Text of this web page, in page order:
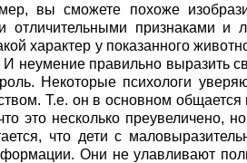
вы сможете похоже
отличительными признаками и
характер у показанного
правильно выразить
Некоторые психологи
Т.е. он в основном
это несколько преувеличено,
что дети с
Они не улавливают